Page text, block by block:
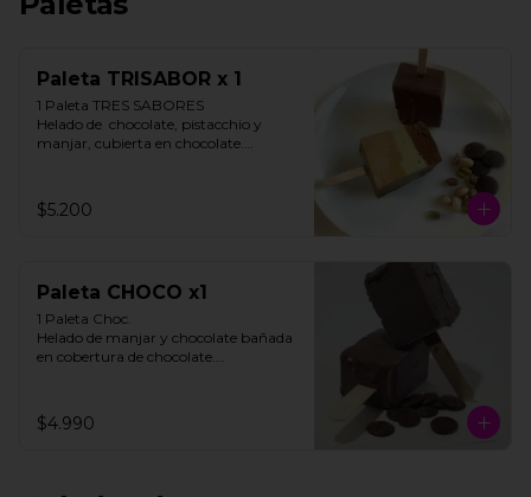
Paleta TRISABOR x 1
1 Paleta TRES SABORES
Helado de  chocolate, pistacchio y
manjar, cubierta en chocolate.
**FOTO REFERENCIAL**
$5.200
Paleta CHOCO x1
1 Paleta Choc.
Helado de manjar y chocolate bañada
en cobertura de chocolate.
$4.990